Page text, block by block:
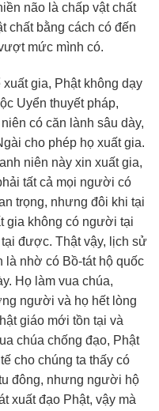
não là chấp vật chất
chất bằng cách có đến
mức mình có.
gia, Phật không dạy
Uyển thuyết pháp,
có căn lành sâu dày,
cho phép họ xuất gia.
niên này xin xuất gia,
tất cả mọi người có
trọng, nhưng đôi khi tại
gia không có người tại
được. Thật vậy, lịch sử
là nhờ có Bồ-tát hộ quốc
Họ làm vua chúa,
người và họ hết lòng
giáo mới tồn tại và
chúa chống đạo, Phật
cho chúng ta thấy có
đông, nhưng người hộ
xuất đạo Phật, vậy mà